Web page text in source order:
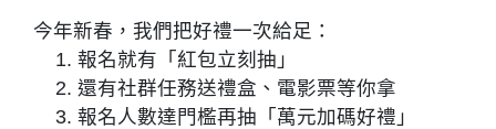
今年新春，我們把好禮一次給足：
報名就有「紅包立刻抽」
還有社群任務送禮盒、電影票等你拿
報名人數達門檻再抽「萬元加碼好禮」